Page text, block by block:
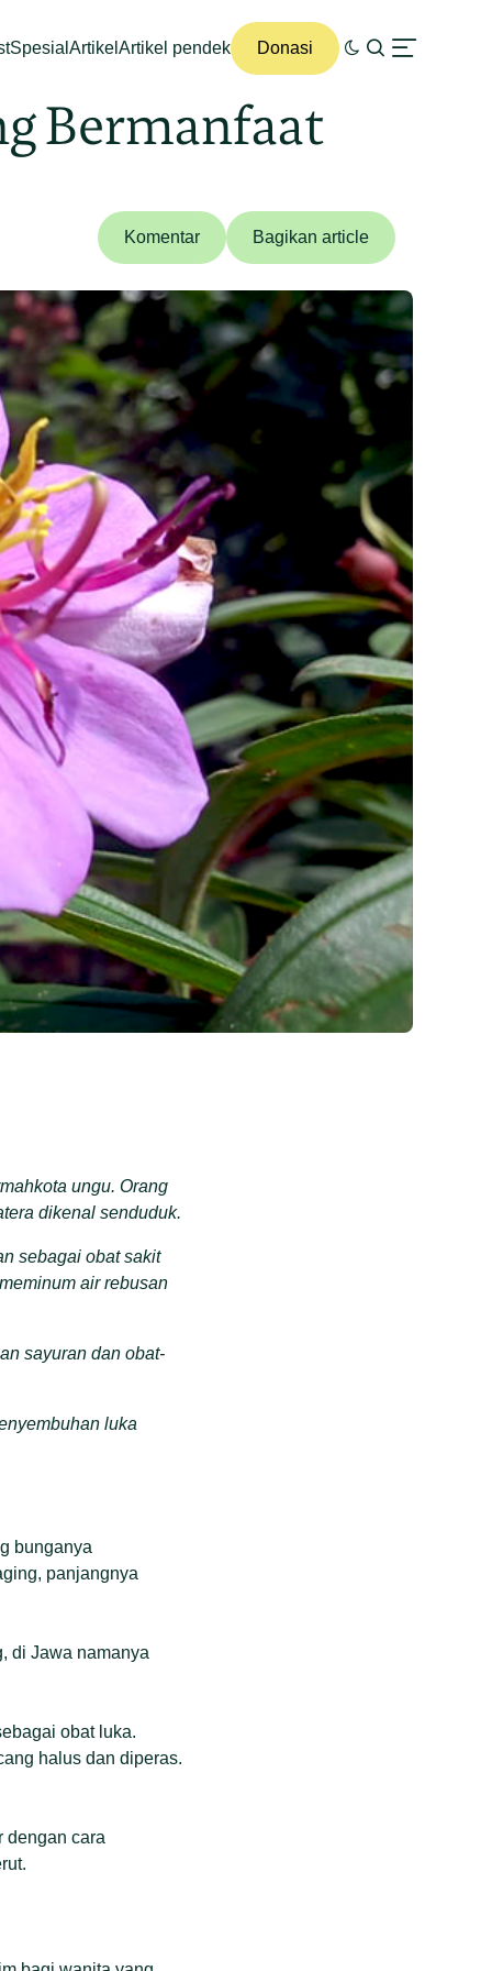
Spesial Artikel Artikel pendek Donasi
Bermanfaat
Komentar Bagikan article
mahkota ungu. Orang
dikenal senduduk.
sebagai obat sakit
air rebusan
sayuran dan obat-
luka
bunganya
panjangnya
di Jawa namanya
obat luka.
halus dan diperas.
dengan cara